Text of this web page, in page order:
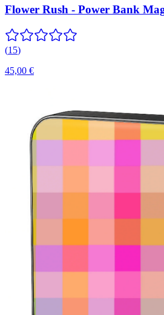
Flower Rush - Power Bank
(15)
45,00 €